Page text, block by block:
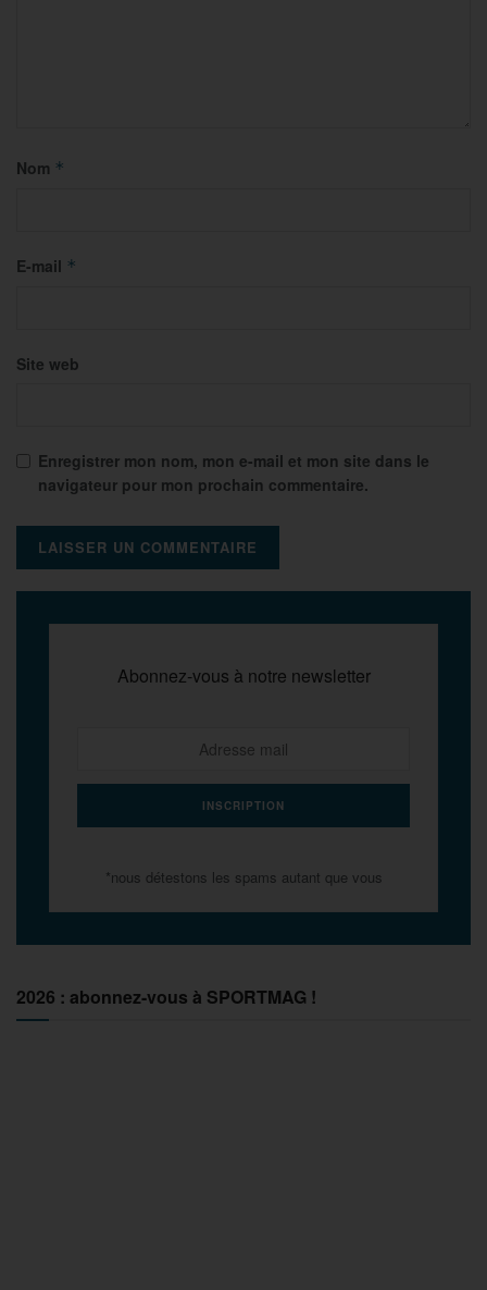
Nom *
E-mail *
Site web
Enregistrer mon nom, mon e-mail et mon site dans le
navigateur pour mon prochain commentaire.
Abonnez-vous à notre newsletter
*nous détestons les spams autant que vous
2026 : abonnez-vous à SPORTMAG !